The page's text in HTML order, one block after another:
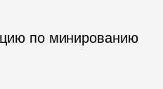
по минированию